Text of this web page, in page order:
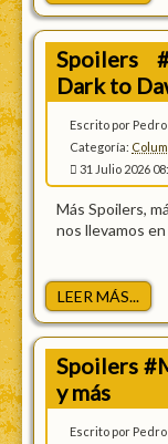
Spoilers
Dark to
Escrito por
Categoría:
31 Julio 2026
Más Spoilers,
nos llevamos
LEER MÁS...
Spoilers
y más
Escrito por